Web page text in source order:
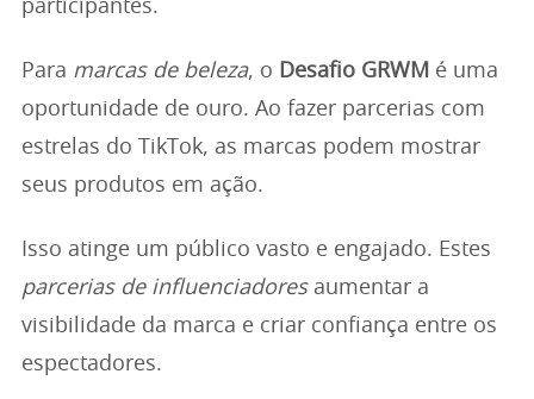
participantes.
Para marcas de beleza, o Desafio GRWM é uma
oportunidade de ouro. Ao fazer parcerias com
estrelas do TikTok, as marcas podem mostrar
seus produtos em ação.
Isso atinge um público vasto e engajado. Estes
parcerias de influenciadoresaumentar a
visibilidade da marca e criar confiança entre os
espectadores.